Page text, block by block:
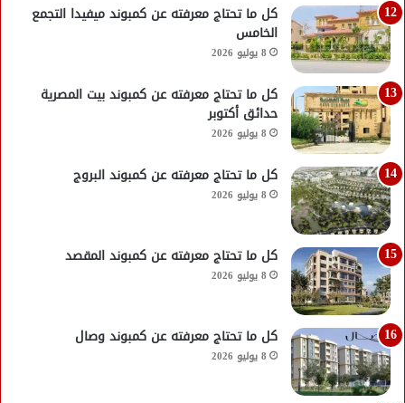
كل ما تحتاج معرفته عن كمبوند ميفيدا التجمع
الخامس
8 يوليو 2026
كل ما تحتاج معرفته عن كمبوند بيت المصرية
حدائق أكتوبر
8 يوليو 2026
كل ما تحتاج معرفته عن كمبوند البروج
8 يوليو 2026
كل ما تحتاج معرفته عن كمبوند المقصد
8 يوليو 2026
كل ما تحتاج معرفته عن كمبوند وصال
8 يوليو 2026